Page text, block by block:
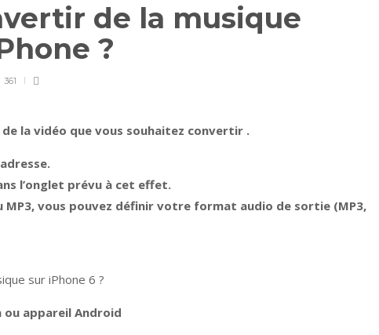
de la musique
?
361
de la vidéo que vous souhaitez convertir .
l’onglet prévu à cet effet.
MP3, vous pouvez définir votre format audio de sortie (MP3,
sur iPhone 6 ?
ou appareil Android